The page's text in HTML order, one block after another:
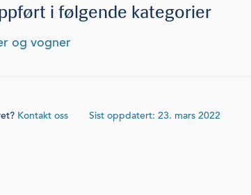
i følgende kategorier
og vogner
Kontakt oss Sist oppdatert: 23. mars 2022